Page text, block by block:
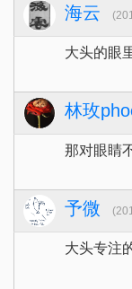
海云
大头的眼
林玫
那对眼睛
予微
大头专注